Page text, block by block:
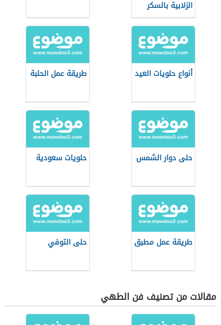
الزلابية بالسكر
أنواع حلويات العيد طريقة عمل الحلبة
حلى دوار الشمس حلويات سعودية
طريقة عمل مطبق حلى التوفي
مقالات من تصنيف فن الطهي